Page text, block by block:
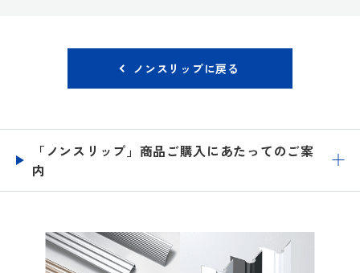
ノンスリップに戻る
「ノンスリップ」商品ご購入にあたってのご案
内